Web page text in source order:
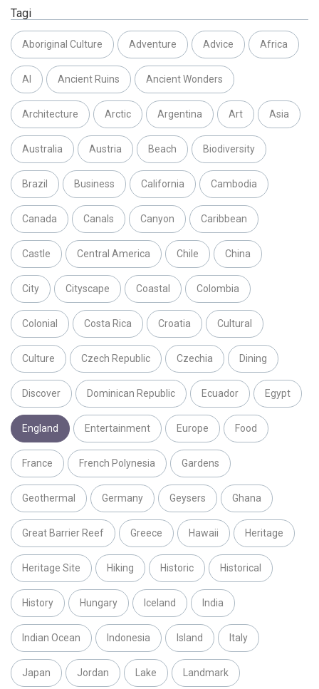
Tagi
Aboriginal Culture Adventure Advice Africa
AI Ancient Ruins Ancient Wonders
Architecture Arctic Argentina Art Asia
Australia Austria Beach Biodiversity
Brazil Business California Cambodia
Canada Canals Canyon Caribbean
Castle Central America Chile China
City Cityscape Coastal Colombia
Colonial Costa Rica Croatia Cultural
Culture Czech Republic Czechia Dining
Discover Dominican Republic Ecuador Egypt
England Entertainment Europe Food
France French Polynesia Gardens
Geothermal Germany Geysers Ghana
Great Barrier Reef Greece Hawaii Heritage
Heritage Site Hiking Historic Historical
History Hungary Iceland India
Indian Ocean Indonesia Island Italy
Japan Jordan Lake Landmark